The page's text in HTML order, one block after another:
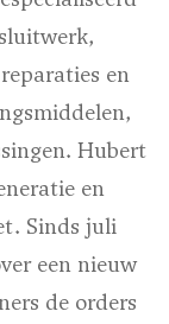
en
Hubert
en
Sinds juli
een nieuw
de orders